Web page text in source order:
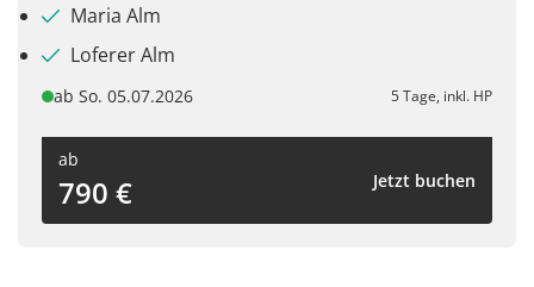
Maria Alm
Loferer Alm
ab So. 05.07.2026 5 Tage, inkl. HP
ab
790 € Jetzt buchen